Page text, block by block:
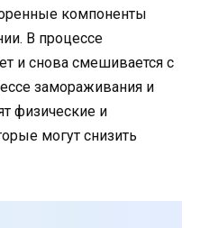
компоненты
В процессе
и снова смешивается с
замораживания и
физические и
могут снизить